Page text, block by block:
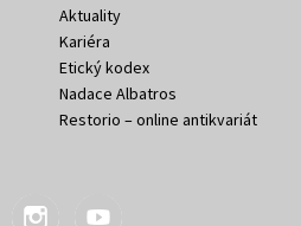
Aktuality
Kariéra
Etický kodex
Nadace Albatros
Restorio – online antikvariát